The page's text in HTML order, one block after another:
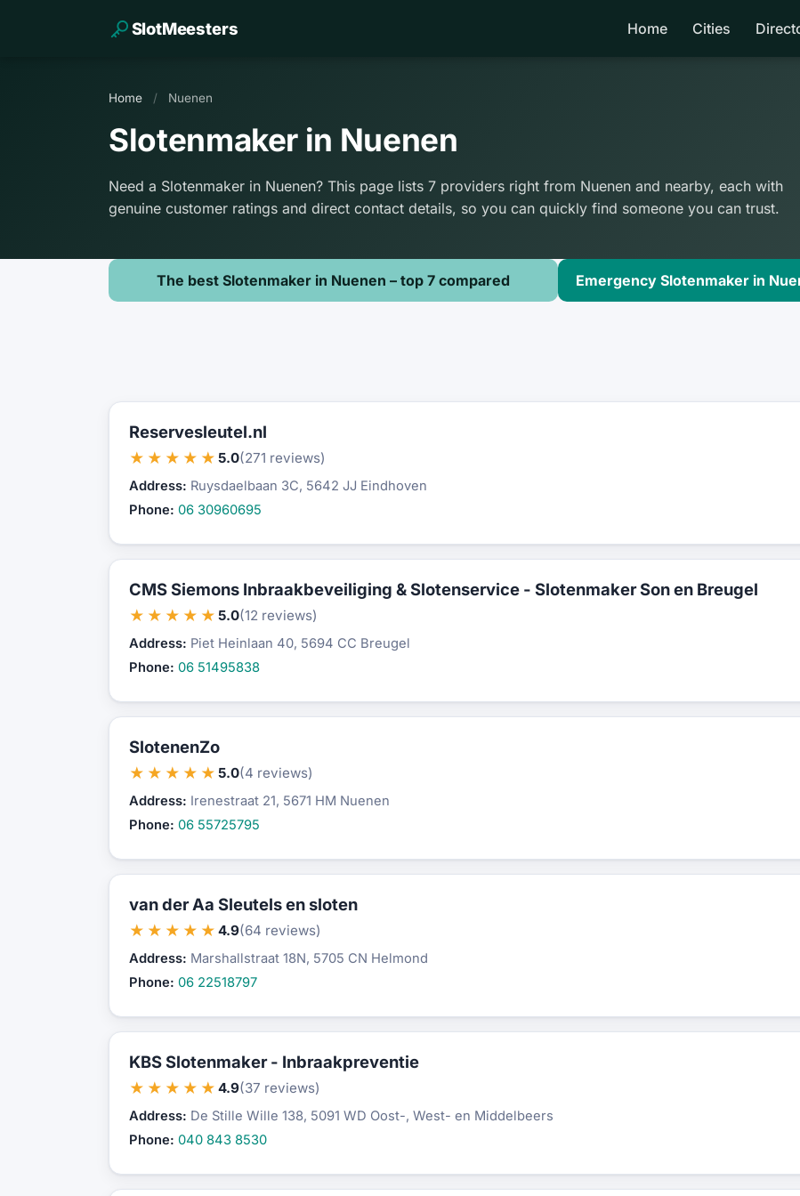
SlotMeesters Home Cities
Home / Nuenen
Slotenmaker in Nuenen
Need a Slotenmaker in Nuenen? This page lists 7 providers right from Nuenen and nearby, each with
genuine customer ratings and direct contact details, so you can quickly find someone you can trust.
The best Slotenmaker in Nuenen – top 7 compared Emergency Slotenmaker in
Reservesleutel.nl
★★★★★ 5.0(271 reviews)
Address: Ruysdaelbaan 3C, 5642 JJ Eindhoven
Phone: 06 30960695
CMS Siemons Inbraakbeveiliging & Slotenservice - Slotenmaker Son en Breugel
★★★★★ 5.0(12 reviews)
Address: Piet Heinlaan 40, 5694 CC Breugel
Phone: 06 51495838
SlotenenZo
★★★★★ 5.0(4 reviews)
Address: Irenestraat 21, 5671 HM Nuenen
Phone: 06 55725795
van der Aa Sleutels en sloten
★★★★★ 4.9(64 reviews)
Address: Marshallstraat 18N, 5705 CN Helmond
Phone: 06 22518797
KBS Slotenmaker - Inbraakpreventie
★★★★★ 4.9(37 reviews)
Address: De Stille Wille 138, 5091 WD Oost-, West- en Middelbeers
Phone: 040 843 8530